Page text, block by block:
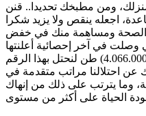
ومن مطبخك تحديدا.. قنن
اجعله ينقص ولا يزيد شكرا
الصحة ومساهمة منك في خفض
وصلت في آخر إحصائية أعلنتها
وزارة البيئة والمياه والزراعة إلى (4.066.000) طن لنحتل بهذا الرقم
عن احتلالنا مراتب متقدمة في
وما يترتب على ذلك من إنهاك